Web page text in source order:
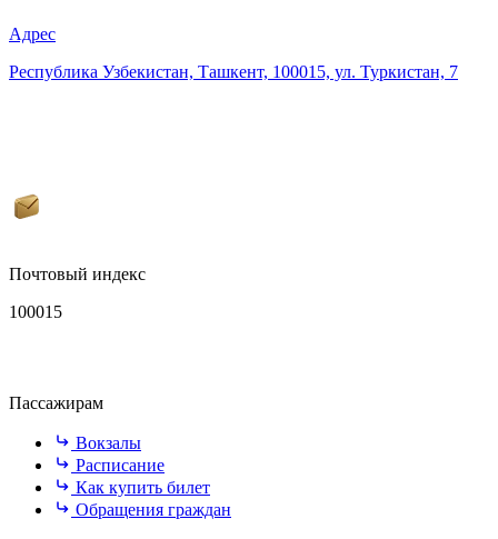
Адрес
Республика Узбекистан, Ташкент, 100015, ул. Туркистан, 7
Почтовый индекс
100015
Пассажирам
Вокзалы
Расписание
Как купить билет
Обращения граждан